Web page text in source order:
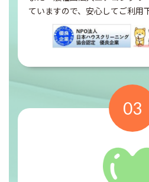
ていますので、安心してご利用
03